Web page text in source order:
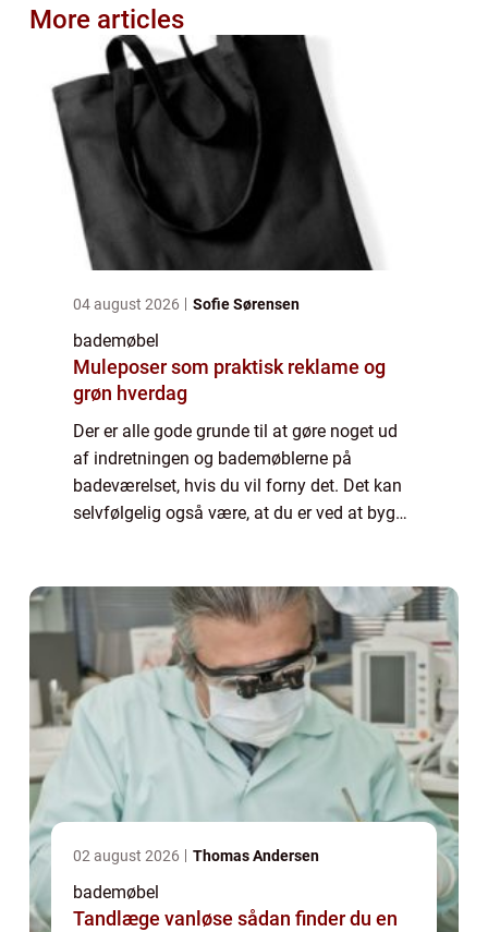
More articles
04 august 2026 Sofie Sørensen
bademøbel
Muleposer som praktisk reklame og
grøn hverdag
Der er alle gode grunde til at gøre noget ud
af indretningen og bademøblerne på
badeværelset, hvis du vil forny det. Det kan
selvfølgelig også være, at du er ved at bygge
02 august 2026 Thomas Andersen
bademøbel
Tandlæge vanløse sådan finder du en